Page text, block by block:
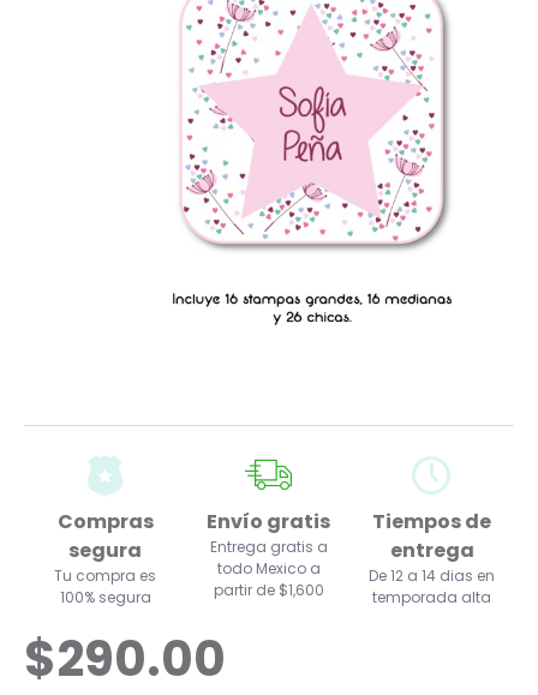
Compras
segura
Tu compra es
100% segura
Envío gratis
Entrega gratis a
todo Mexico a
partir de $1,600
Tiempos de
entrega
De 12 a 14 dias en
temporada alta
$290.00